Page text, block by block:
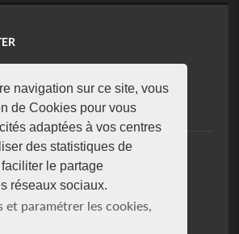
navigation sur ce site, vous
de Cookies pour vous
adaptées à vos centres
des statistiques de
le partage
réseaux sociaux.
et paramétrer les cookies,
52 93
notre newsletter